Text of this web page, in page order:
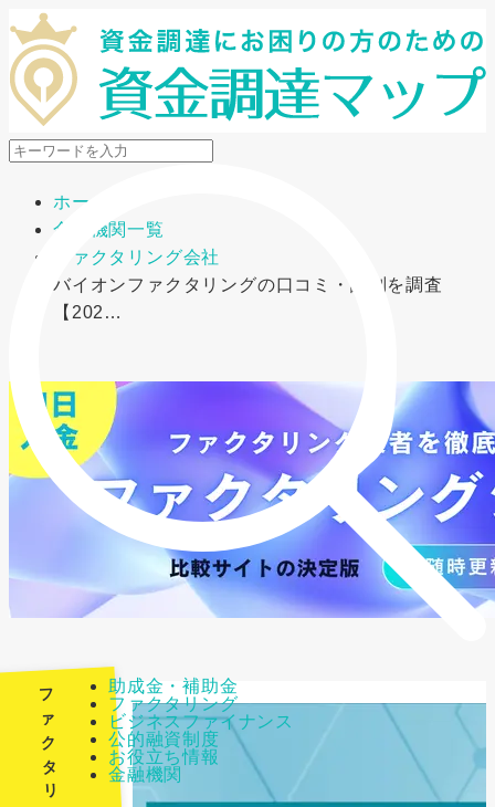
メニューを開閉
助成金・補助金
ファクタリング
ビジネスファイナンス
公的融資制度
お役立ち情報
金融機関
ホーム
金融機関一覧
ファクタリング会社
バイオンファクタリングの口コミ・評判を調査
【202…
フ
ァ
ク
タ
リ